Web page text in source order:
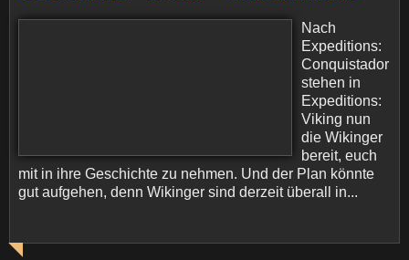
Nach
Expeditions:
Conquistador
stehen in
Expeditions:
Viking nun
die Wikinger
bereit, euch
mit in ihre Geschichte zu nehmen. Und der Plan könnte
gut aufgehen, denn Wikinger sind derzeit überall in...